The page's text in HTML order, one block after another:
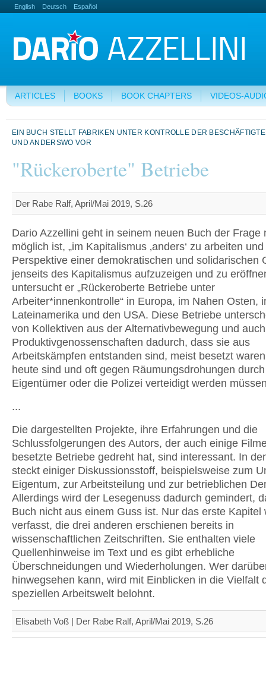
English Deutsch Español
ARTICLES BOOKS BOOK CHAPTERS VIDEOS-
EIN BUCH STELLT FABRIKEN UNTER KONTROLLE DER
UND ANDERSWO VOR
"Rückeroberte" Betriebe
Der Rabe Ralf, April/Mai 2019, S.26
Dario Azzellini geht in seinem neuen Buch der Frage
möglich ist, „im Kapitalismus ‚anders‘ zu arbeiten
Perspektive einer demokratischen und solidarischen
jenseits des Kapitalismus aufzuzeigen und zu
untersucht er „Rückeroberte Betriebe unter
Arbeiter*innenkontrolle“ in Europa, im Nahen Osten,
Lateinamerika und den USA. Diese Betriebe
von Kollektiven aus der Alternativbewegung und
Produktivgenossenschaften dadurch, dass sie aus
Arbeitskämpfen entstanden sind, meist besetzt
heute sind und oft gegen Räumungsdrohungen
Eigentümer oder die Polizei verteidigt werden
...
Die dargestellten Projekte, ihre Erfahrungen und die
Schlussfolgerungen des Autors, der auch einige
besetzte Betriebe gedreht hat, sind interessant. In
steckt einiger Diskussionsstoff, beispielsweise zum
Eigentum, zur Arbeitsteilung und zur betrieblichen
Allerdings wird der Lesegenuss dadurch gemindert,
Buch nicht aus einem Guss ist. Nur das erste Kapitel
verfasst, die drei anderen erschienen bereits in
wissenschaftlichen Zeitschriften. Sie enthalten viele
Quellenhinweise im Text und es gibt erhebliche
Überschneidungen und Wiederholungen. Wer
hinwegsehen kann, wird mit Einblicken in die Vielfalt
speziellen Arbeitswelt belohnt.
Elisabeth Voß | Der Rabe Ralf, April/Mai 2019, S.26